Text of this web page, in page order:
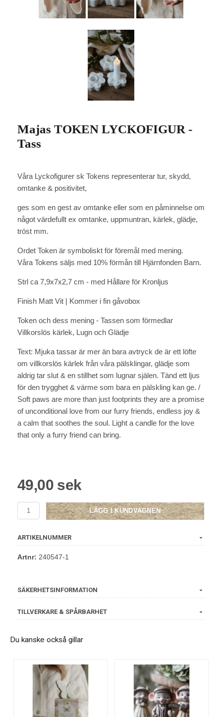
Majas TOKEN LYCKOFIGUR -
Tass
Våra Lyckofigurer sk Tokens representerar tur, skydd,
omtanke & positivitet,
ges som en gest av omtanke eller som en påminnelse om
något värdefullt ex omtanke, uppmuntran, kärlek, glädje,
tröst mm.
Ordet Token är symboliskt för föremål med mening.
Våra Tokens säljs med 10% förmån till Hjärnfonden Barn.
Strl ca 7,9x7x2,7 cm - med Hållare för Kronljus
Finish Matt Vit | Kommer i fin gåvobox
Token och dess mening - Tassen som förmedlar
Villkorslös kärlek, Lugn och Glädje
Text: Mjuka tassar är mer än bara avtryck de är ett löfte
om villkorslös kärlek från våra pälsklingar, glädje som
aldrig tar slut & en stillhet som lugnar själen. Tänd ett ljus
för den trygghet & värme som bara en pälskling kan ge. /
Soft paws are more than just footprints they are a promise
of unconditional love from our furry friends, endless joy &
a calm that soothes the soul. Light a candle for the love
that only a furry friend can bring.
49,00 sek
LÄGG I KUNDVAGNEN
ARTIKELNUMMER
Artnr: 240547-1
SÄKERHETSINFORMATION
TILLVERKARE & SPÅRBARHET
Du kanske också gillar